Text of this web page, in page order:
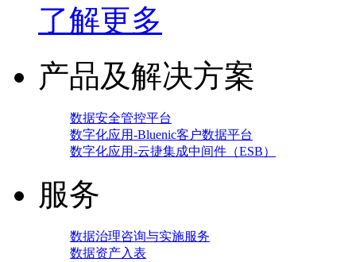
了解更多
产品及解决方案
数据安全管控平台
数字化应用-Bluenic客户数据平台
数字化应用-云捷集成中间件（ESB）
服务
数据治理咨询与实施服务
数据资产入表